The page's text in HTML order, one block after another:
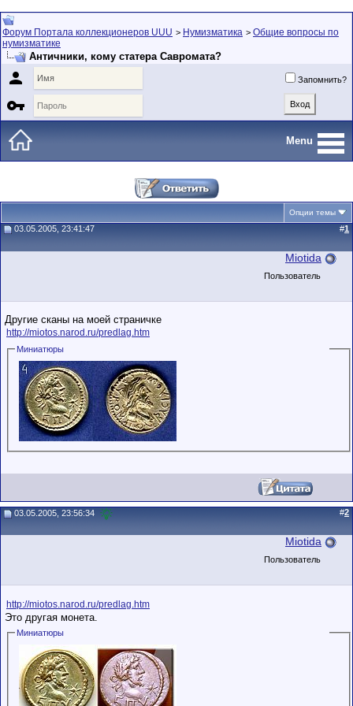
Форум Портала коллекционеров UUU > Нумизматика > Общие вопросы по
нумизматике
Античники, кому статера Савромата?
 Запомнить?

Menu
Опции темы
03.05.2005, 23:41:47 #1
Miotida
Пользователь
Другие сканы на моей страничке
http://miotos.narod.ru/predlag.htm
Миниатюры
03.05.2005, 23:56:34 #2
Miotida
Пользователь
http://miotos.narod.ru/predlag.htm
Это другая монета.
Миниатюры